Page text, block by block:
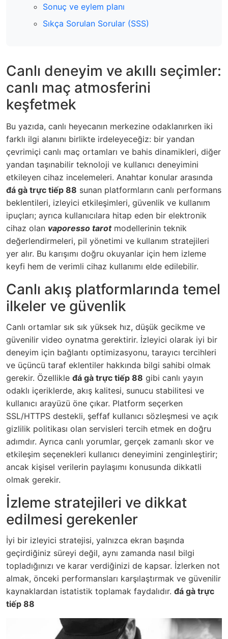
Sonuç ve eylem planı
Sıkça Sorulan Sorular (SSS)
Canlı deneyim ve akıllı seçimler:
canlı maç atmosferini
keşfetmek
Bu yazıda, canlı heyecanın merkezine odaklanırken iki
farklı ilgi alanını birlikte irdeleyeceğiz: bir yandan
çevrimiçi canlı maç ortamları ve bahis dinamikleri, diğer
yandan taşınabilir teknoloji ve kullanıcı deneyimini
etkileyen cihaz incelemeleri. Anahtar konular arasında
đá gà trực tiếp 88 sunan platformların canlı performans
beklentileri, izleyici etkileşimleri, güvenlik ve kullanım
ipuçları; ayrıca kullanıcılara hitap eden bir elektronik
cihaz olan vaporesso tarotmodellerinin teknik
değerlendirmeleri, pil yönetimi ve kullanım stratejileri
yer alır. Bu karışımı doğru okuyanlar için hem izleme
keyfi hem de verimli cihaz kullanımı elde edilebilir.
Canlı akış platformlarında temel
ilkeler ve güvenlik
Canlı ortamlar sık sık yüksek hız, düşük gecikme ve
güvenilir video oynatma gerektirir. İzleyici olarak iyi bir
deneyim için bağlantı optimizasyonu, tarayıcı tercihleri
ve üçüncü taraf eklentiler hakkında bilgi sahibi olmak
gerekir. Özellikle đá gà trực tiếp 88 gibi canlı yayın
odaklı içeriklerde, akış kalitesi, sunucu stabilitesi ve
kullanıcı arayüzü öne çıkar. Platform seçerken
SSL/HTTPS destekli, şeffaf kullanıcı sözleşmesi ve açık
gizlilik politikası olan servisleri tercih etmek en doğru
adımdır. Ayrıca canlı yorumlar, gerçek zamanlı skor ve
etkileşim seçenekleri kullanıcı deneyimini zenginleştirir;
ancak kişisel verilerin paylaşımı konusunda dikkatli
olmak gerekir.
İzleme stratejileri ve dikkat
edilmesi gerekenler
İyi bir izleyici stratejisi, yalnızca ekran başında
geçirdiğiniz süreyi değil, aynı zamanda nasıl bilgi
topladığınızı ve karar verdiğinizi de kapsar. İzlerken not
almak, önceki performansları karşılaştırmak ve güvenilir
kaynaklardan istatistik toplamak faydalıdır. đá gà trực
tiếp 88